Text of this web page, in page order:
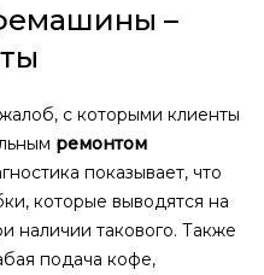
–
с которыми клиенты
ремонтом
показывает, что
которые выводятся на
наличии такового. Также
подача кофе,